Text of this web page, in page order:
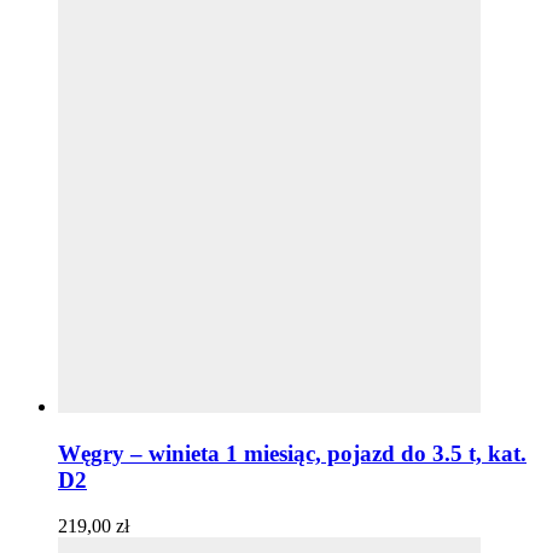
Węgry – winieta 1 miesiąc, pojazd do 3.5 t, kat.
D2
219,00 zł